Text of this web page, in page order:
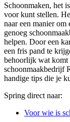
Schoonmaken, het
voor kunt stellen.
naar een manier
genoeg
helpen. Door een
een fris pand te
behoorlijk wat komt
schoonmaakbedrijf
handige tips die je
Spring direct naar:
Voor wie is